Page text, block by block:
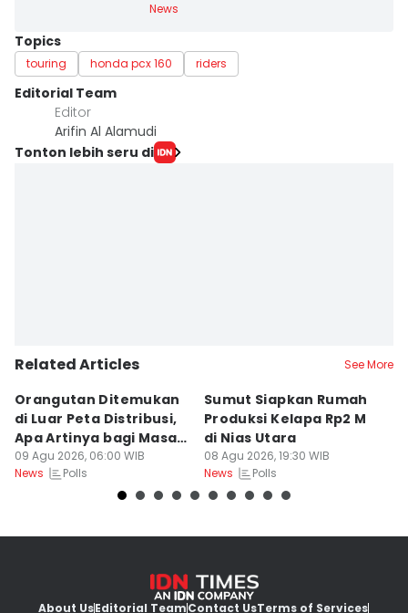
News
Topics
touring honda pcx 160 riders
Editorial Team
Editor
Arifin Al Alamudi
Tonton lebih seru di
Related Articles See More
Orangutan Ditemukan
di Luar Peta Distribusi,
Apa Artinya bagi Masa
Depan Konservasi?
09 Agu 2026, 06:00 WIB
News
Polls
Sumut Siapkan Rumah
Produksi Kelapa Rp2 M
di Nias Utara
08 Agu 2026, 19:30 WIB
News
Polls
About UsEditorial TeamContact UsTerms of Services